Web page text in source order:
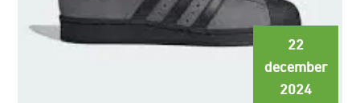
22
december
2024